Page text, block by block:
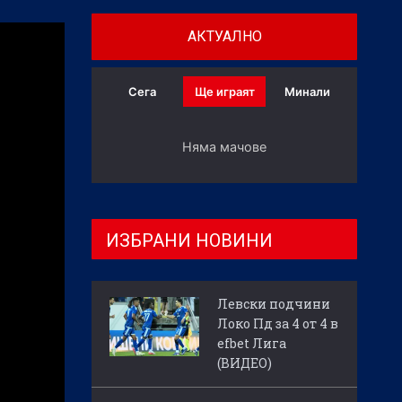
АКТУАЛНО
Сега Ще играят Минали
Няма мачове
ИЗБРАНИ НОВИНИ
Левски подчини
Локо Пд за 4 от 4 в
efbet Лига
(ВИДЕО)